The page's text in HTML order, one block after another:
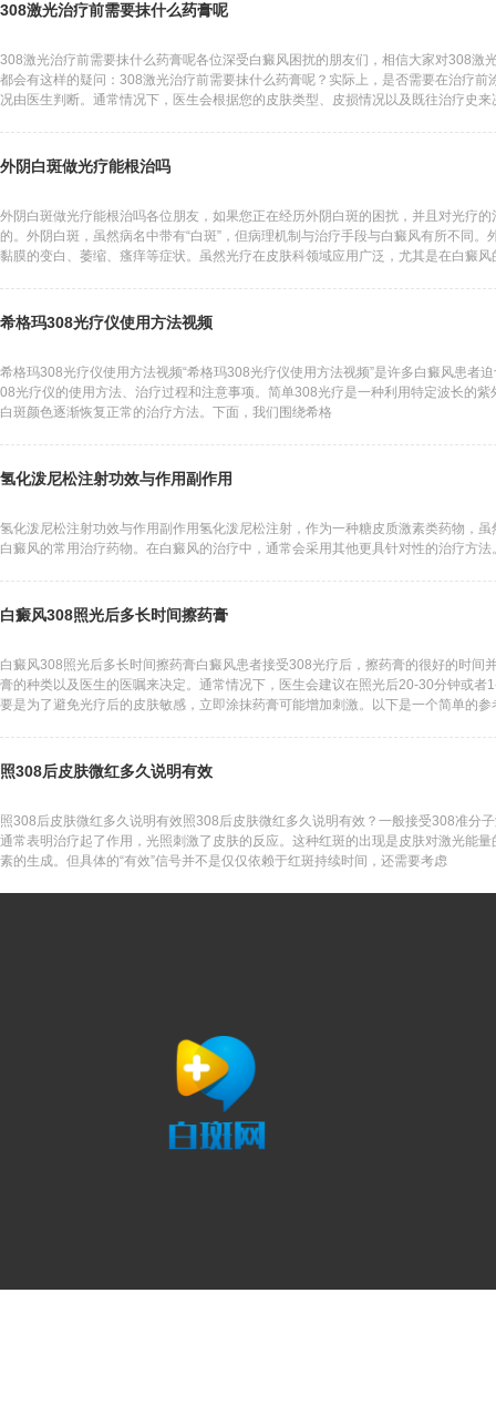
308激光治疗前需要抹什么药膏呢
308激光治疗前需要抹什么药膏呢各位深受白癜风困扰的朋友们，相信大家对308激
都会有这样的疑问：308激光治疗前需要抹什么药膏呢？实际上，是否需要在治疗
况由医生判断。通常情况下，医生会根据您的皮肤类型、皮损情况以及既往治疗史
外阴白斑做光疗能根治吗
外阴白斑做光疗能根治吗各位朋友，如果您正在经历外阴白斑的困扰，并且对光疗
的。外阴白斑，虽然病名中带有“白斑”，但病理机制与治疗手段与白癜风有所不同
黏膜的变白、萎缩、瘙痒等症状。虽然光疗在皮肤科领域应用广泛，尤其是在白癜
希格玛308光疗仪使用方法视频
希格玛308光疗仪使用方法视频“希格玛308光疗仪使用方法视频”是许多白癜风患者
08光疗仪的使用方法、治疗过程和注意事项。简单308光疗是一种利用特定波长的
白斑颜色逐渐恢复正常的治疗方法。下面，我们围绕希格
氢化泼尼松注射功效与作用副作用
氢化泼尼松注射功效与作用副作用氢化泼尼松注射，作为一种糖皮质激素类药物，
白癜风的常用治疗药物。在白癜风的治疗中，通常会采用其他更具针对性的治疗方
白癜风308照光后多长时间擦药膏
白癜风308照光后多长时间擦药膏白癜风患者接受308光疗后，擦药膏的很好的时间
膏的种类以及医生的医嘱来决定。通常情况下，医生会建议在照光后20-30分钟或
要是为了避免光疗后的皮肤敏感，立即涂抹药膏可能增加刺激。以下是一个简单的参
照308后皮肤微红多久说明有效
照308后皮肤微红多久说明有效照308后皮肤微红多久说明有效？一般接受308准分
通常表明治疗起了作用，光照刺激了皮肤的反应。这种红斑的出现是皮肤对激光能
素的生成。但具体的“有效”信号并不是仅仅依赖于红斑持续时间，还需要考虑